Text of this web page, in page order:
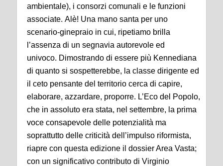
ambientale), i consorzi comunali e le funzioni
associate. Alè! Una mano santa per uno
scenario-ginepraio in cui, ripetiamo brilla
l’assenza di un segnavia autorevole ed
univoco. Dimostrando di essere più Kennediana
di quanto si sospetterebbe, la classe dirigente ed
il ceto pensante del territorio cerca di capire,
elaborare, azzardare, proporre. L’Eco del Popolo,
che in assoluto era stata, nel settembre, la prima
voce consapevole delle potenzialità ma
soprattutto delle criticità dell’impulso riformista,
riapre con questa edizione il dossier Area Vasta;
con un significativo contributo di Virginio